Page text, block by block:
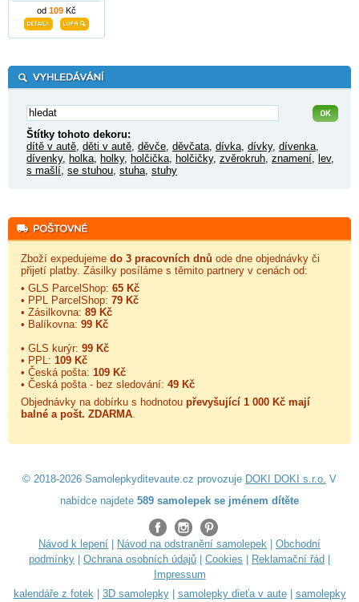
od 109 Kč
Štítky tohoto dekoru:
dítě v autě děti v autě děvče děvčata dívka dívky, dívenka
dívenky, holka holky, holčička holčičky, zvěrokruh znamení lev,
s mašlí se stuhou stuha stuhy
Zboží expedujeme do 3 pracovních dnů ode dne objednávky či
přijetí platby. Zásilky posíláme s těmito partnery v cenách od:
• GLS ParcelShop: 65 Kč
• PPL ParcelShop: 79 Kč
• Zásilkovna: 89 Kč
• Balíkovna: 99 Kč
• GLS kurýr: 99 Kč
• PPL: 109 Kč
• Česká pošta: 109 Kč
• Česká pošta - bez sledování: 49 Kč
Objednávky na dobírku s hodnotou převyšující 1 000 Kč mají
balné a pošt. ZDARMA
© 2018-2026 Samolepkyditevaute.cz provozuje DOKI DOKI s.r.o. V
nabídce najdete 589 samolepek se jménem dítěte
Návod k lepení Návod na odstranění samolepek
Obchodní
podmínky
Ochrana osobních údajů Cookies Reklamační řád
Impressum
kalendáře z fotek| 3D samolepky| samolepky dieťa v aute| samolepky